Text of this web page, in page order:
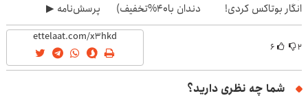
انگار بوتاکس کردی!
(تخفیف ویژه)
دندان با40%تخفیف)
پرسش‌نامه ▶
۲ ۶
شما چه نظری دارید؟